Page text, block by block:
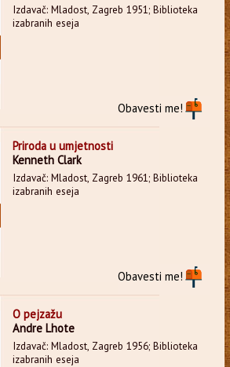
Izdavač: Mladost, Zagreb 1951; Biblioteka
izabranih eseja
Obavesti me!
Priroda u umjetnosti
Kenneth Clark
Izdavač: Mladost, Zagreb 1961; Biblioteka
izabranih eseja
Obavesti me!
O pejzažu
Andre Lhote
Izdavač: Mladost, Zagreb 1956; Biblioteka
izabranih eseja